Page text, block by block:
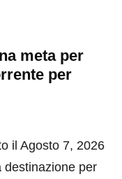
meta per
per
il Agosto 7, 2026
destinazione per